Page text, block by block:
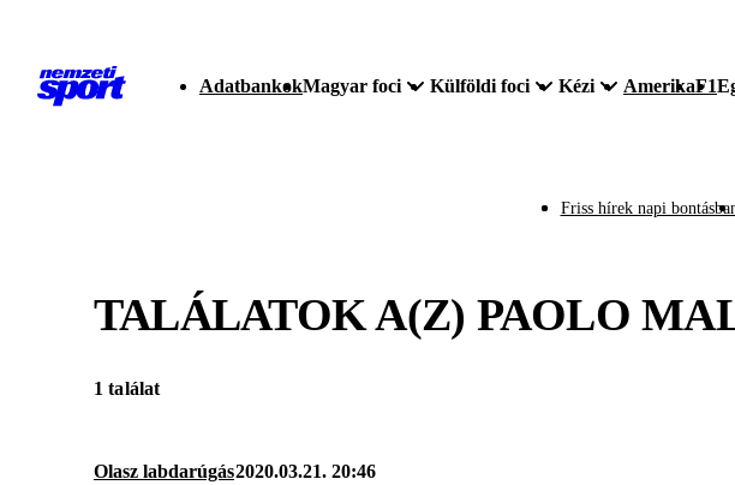
AdatbankokMagyar foci Külföldi foci Kézi AmerikaF1
Friss hírek napi
TALÁLATOK A(Z) PAOLO
1 találat
Olasz labdarúgás2020.03.21. 20:46